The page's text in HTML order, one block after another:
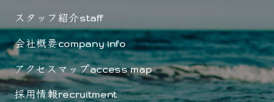
スタッフ紹介staff
会社概要company info
アクセスマップaccess map
採用情報recruitment